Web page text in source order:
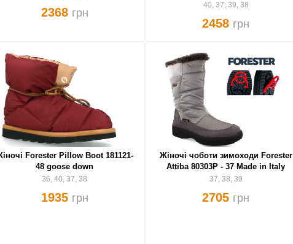
2368 грн
40, 37, 39, 38
2458 грн
Forester Pillow Boot 181121-
48 goose down
36, 40, 37, 38
1935 грн
Жіночі чоботи зимоходи Forester
Attiba 80303P - 37 Made in Italy
37, 38, 39
2705 грн